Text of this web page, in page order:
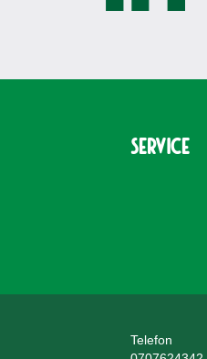
Service
Telefon